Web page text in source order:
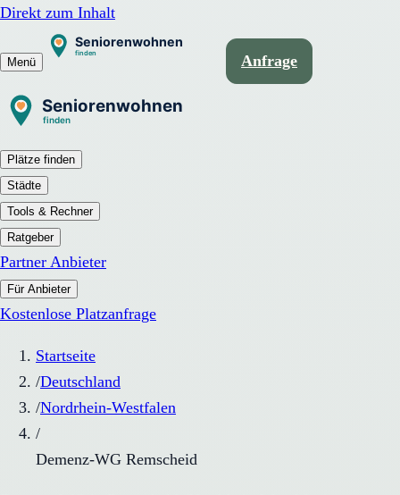
Direkt zum Inhalt
Menü Anfrage
Plätze finden
Städte
Tools & Rechner
Ratgeber
Partner Anbieter
Für Anbieter
Kostenlose Platzanfrage
Startseite
/Deutschland
/Nordrhein-Westfalen
/
Demenz-WG Remscheid